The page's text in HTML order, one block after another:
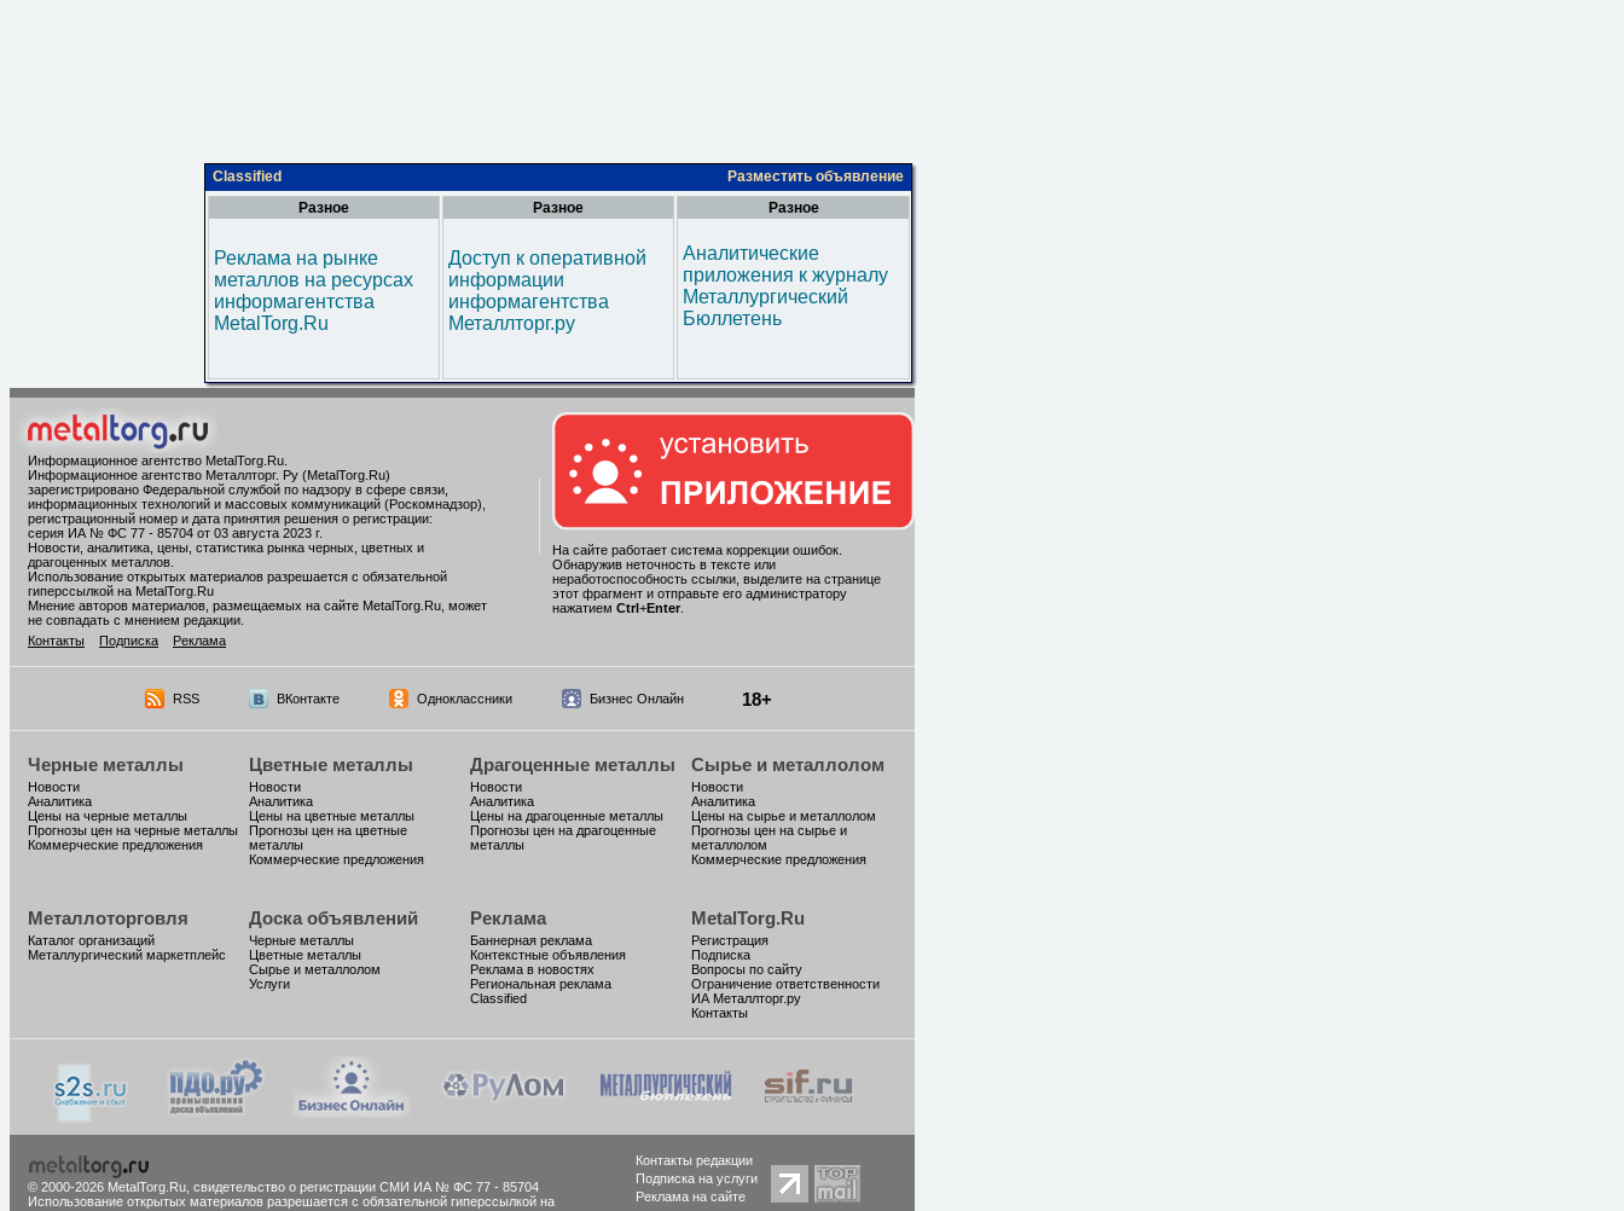
Classified
Разместить объявление
Разное
Реклама на рынке
металлов на ресурсах
информагентства
MetalTorg.Ru
Разное
Доступ к оперативной
информации
информагентства
Металлторг.ру
Разное
Аналитические
приложения к журналу
Металлургический
Бюллетень
Информационное агентство MetalTorg.Ru
Информационное агентство Металлторг. Ру (MetalTorg.Ru)
зарегистрировано Федеральной службой по надзору в сфере связи,
информационных технологий и массовых коммуникаций (Роскомнадзор),
регистрационный номер и дата принятия решения о регистрации:
серия ИА № ФС 77 - 85704 от 03 августа 2023 г.
Новости, аналитика, цены, статистика рынка черных, цветных и
драгоценных металлов.
Использование открытых материалов разрешается с обязательной
гиперссылкой на MetalTorg.Ru
Мнение авторов материалов, размещаемых на сайте MetalTorg.Ru, может
не совпадать с мнением редакции.
Контакты
Подписка Реклама
На сайте работает система коррекции ошибок.
Обнаружив неточность в тексте или
неработоспособность ссылки, выделите на странице
этот фрагмент и отправьте его администратору
нажатием Ctrl +Enter.
RSS ВКонтакте Одноклассники Бизнес Онлайн 18+
Черные металлы
Новости
Аналитика
Цены на черные металлы
Прогнозы цен на черные металлы
Коммерческие предложения
Цветные металлы
Новости
Аналитика
Цены на цветные металлы
Прогнозы цен на цветные
металлы
Коммерческие предложения
Драгоценные металлы
Новости
Аналитика
Цены на драгоценные металлы
Прогнозы цен на драгоценные
металлы
Сырье и металлолом
Новости
Аналитика
Цены на сырье и металлолом
Прогнозы цен на сырье и
металлолом
Коммерческие предложения
Металлоторговля
Каталог организаций
Металлургический маркетплейс
Доска объявлений
Черные металлы
Цветные металлы
Сырье и металлолом
Услуги
Реклама
Баннерная реклама
Контекстные объявления
Реклама в новостях
Региональная реклама
Classified
MetalTorg.Ru
Регистрация
Подписка
Вопросы по сайту
Ограничение ответственности
ИА Металлторг.ру
Контакты
© 2000-2026 MetalTorg.Ru, cвидетельство о регистрации СМИ ИА № ФС 77 - 85704
Использование открытых материалов разрешается с обязательной гиперссылкой на
Контакты редакции
Подписка на услуги
Реклама на сайте